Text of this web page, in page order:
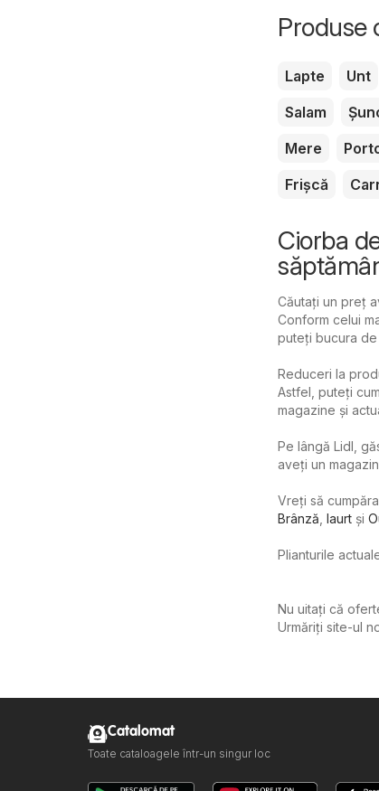
Produse
Lapte Unt
Salam
Mere
Frișcă
Ciorba
Căutați un preț
Conform celui
puteți bucura
Reduceri la
Astfel, puteți
magazine și
Pe lângă Lidl,
aveți un
Vreți să
Brânză Iaurt şi
Plianturile
Nu uitați că
Urmăriți site-ul
Catalomat
Toate cataloagele într-un singur loc